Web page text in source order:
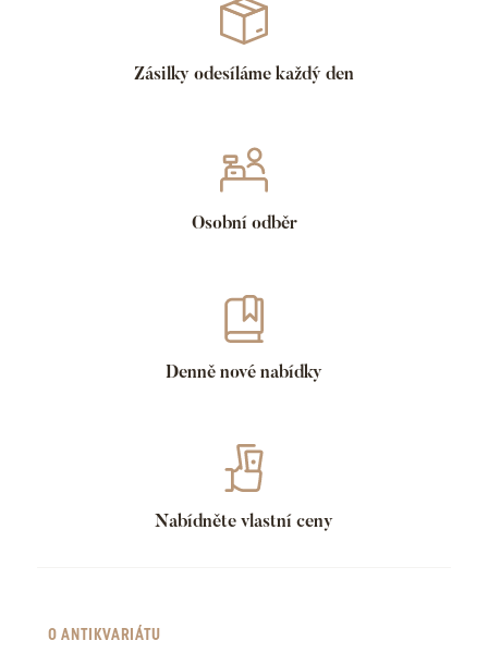
Zásilky odesíláme každý den
Osobní odběr
Denně nové nabídky
Nabídněte vlastní ceny
O ANTIKVARIÁTU